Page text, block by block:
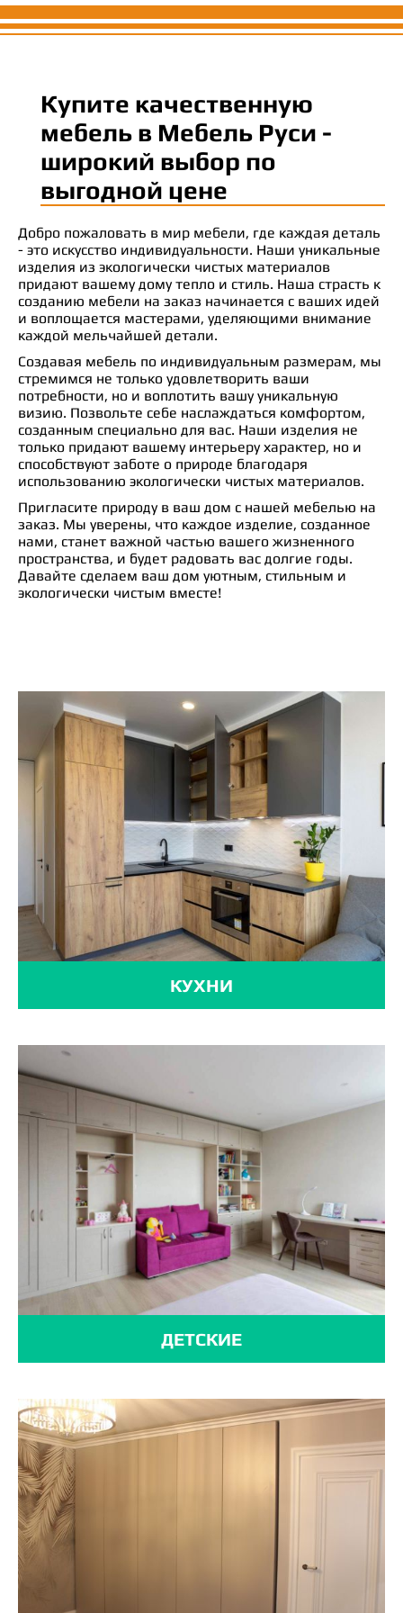
Купите качественную
мебель в Мебель Руси -
широкий выбор по
выгодной цене
Добро пожаловать в мир мебели, где каждая деталь
- это искусство индивидуальности. Наши уникальные
изделия из экологически чистых материалов
придают вашему дому тепло и стиль. Наша страсть к
созданию мебели на заказ начинается с ваших идей
и воплощается мастерами, уделяющими внимание
каждой мельчайшей детали.
Создавая мебель по индивидуальным размерам, мы
стремимся не только удовлетворить ваши
потребности, но и воплотить вашу уникальную
визию. Позвольте себе наслаждаться комфортом,
созданным специально для вас. Наши изделия не
только придают вашему интерьеру характер, но и
способствуют заботе о природе благодаря
использованию экологически чистых материалов.
Пригласите природу в ваш дом с нашей мебелью на
заказ. Мы уверены, что каждое изделие, созданное
нами, станет важной частью вашего жизненного
пространства, и будет радовать вас долгие годы.
Давайте сделаем ваш дом уютным, стильным и
экологически чистым вместе!
КУХНИ
ДЕТСКИЕ